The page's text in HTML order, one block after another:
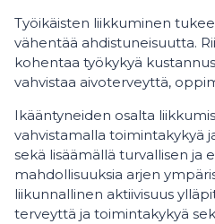
Työikäisten liikkuminen
vähentää ahdistuneisuutta.
kohentaa työkykyä
vahvistaa aivoterveyttä,
Ikääntyneiden osalta
vahvistamalla toimintakykyä
sekä lisäämällä turvallisen ja
mahdollisuuksia arjen
liikunnallinen aktiivisuus
terveyttä ja toimintakykyä